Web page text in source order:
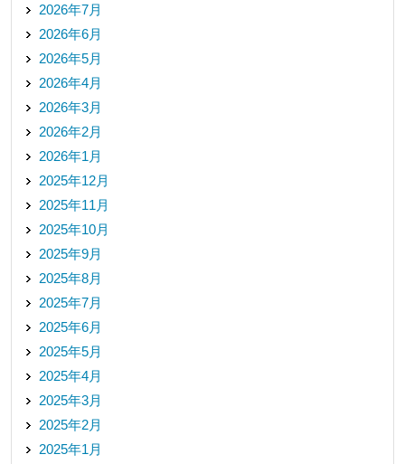
2026年7月
2026年6月
2026年5月
2026年4月
2026年3月
2026年2月
2026年1月
2025年12月
2025年11月
2025年10月
2025年9月
2025年8月
2025年7月
2025年6月
2025年5月
2025年4月
2025年3月
2025年2月
2025年1月